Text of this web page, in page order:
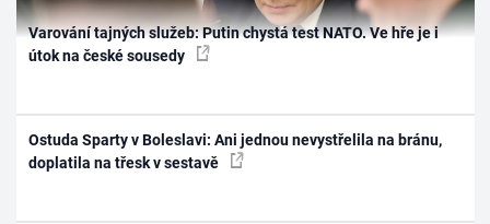
Varování tajných služeb: Putin chystá test NATO. Ve hře je i
útok na české sousedy
Ostuda Sparty v Boleslavi: Ani jednou nevystřelila na bránu,
doplatila na třesk v sestavě